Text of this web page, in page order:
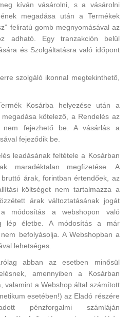
kíván vásárolni, s a vásárolni
megadása után a Termékek
feliratú gomb megnyomásával az
adható. Egy tranzakción belül
és Szolgáltatásra való időpont
szolgáló ikonnal megtekinthető,
Kosárba helyezése után a
kötelező, a Rendelés az
nem fejezhető be. A vásárlás a
fejeződik be.
leadásának feltétele a Kosárban
maradéktalan megfizetése. A
árak, forintban értendőek, az
költséget nem tartalmazza a
árak változtatásának jogát
módosítás a webshopon való
lép életbe. A módosítás a már
befolyásolja. A Webshopban a
lehetséges.
abban az esetben minősül
amennyiben a Kosárban
valamint a Webshop által számított
esetében!) az Eladó részére
pénzforgalmi számláján